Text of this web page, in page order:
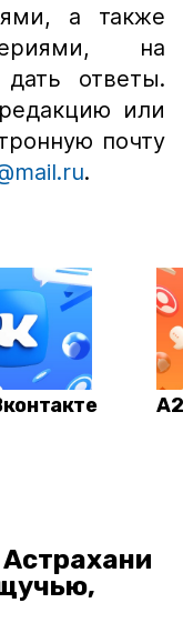
а также
на
ответы.
или
почту
.